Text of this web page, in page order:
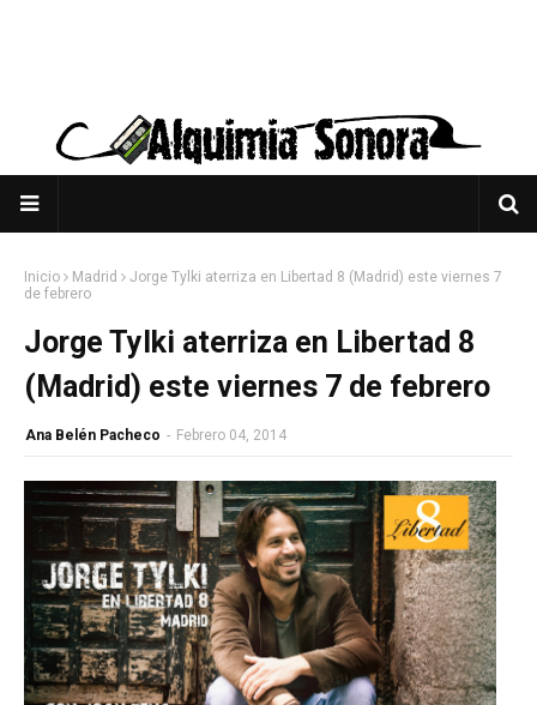
Inicio Madrid
Jorge Tylki aterriza en Libertad 8 (Madrid) este viernes 7
de febrero
Jorge Tylki aterriza en Libertad 8
(Madrid) este viernes 7 de febrero
Ana Belén Pacheco - Febrero 04, 2014